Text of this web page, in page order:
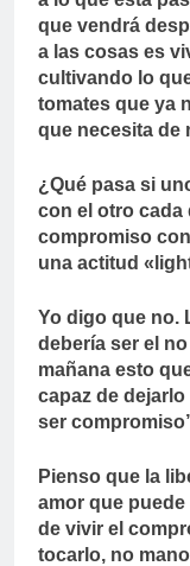
que vendrá
a las cosas es
cultivando lo
tomates que ya
que necesita de
¿Qué pasa si
con el otro cada
compromiso
una actitud
Yo digo que no.
debería ser el
mañana esto
capaz de
ser
Pienso que la
amor que
de vivir el
tocarlo, no